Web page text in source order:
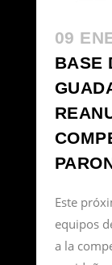
09
BASE
Este
equipos
a la